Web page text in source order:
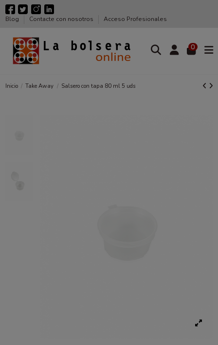
Blog Contacte con nosotros Acceso Profesionales
0
Inicio Take Away Salsero con tapa 80 ml 5 uds